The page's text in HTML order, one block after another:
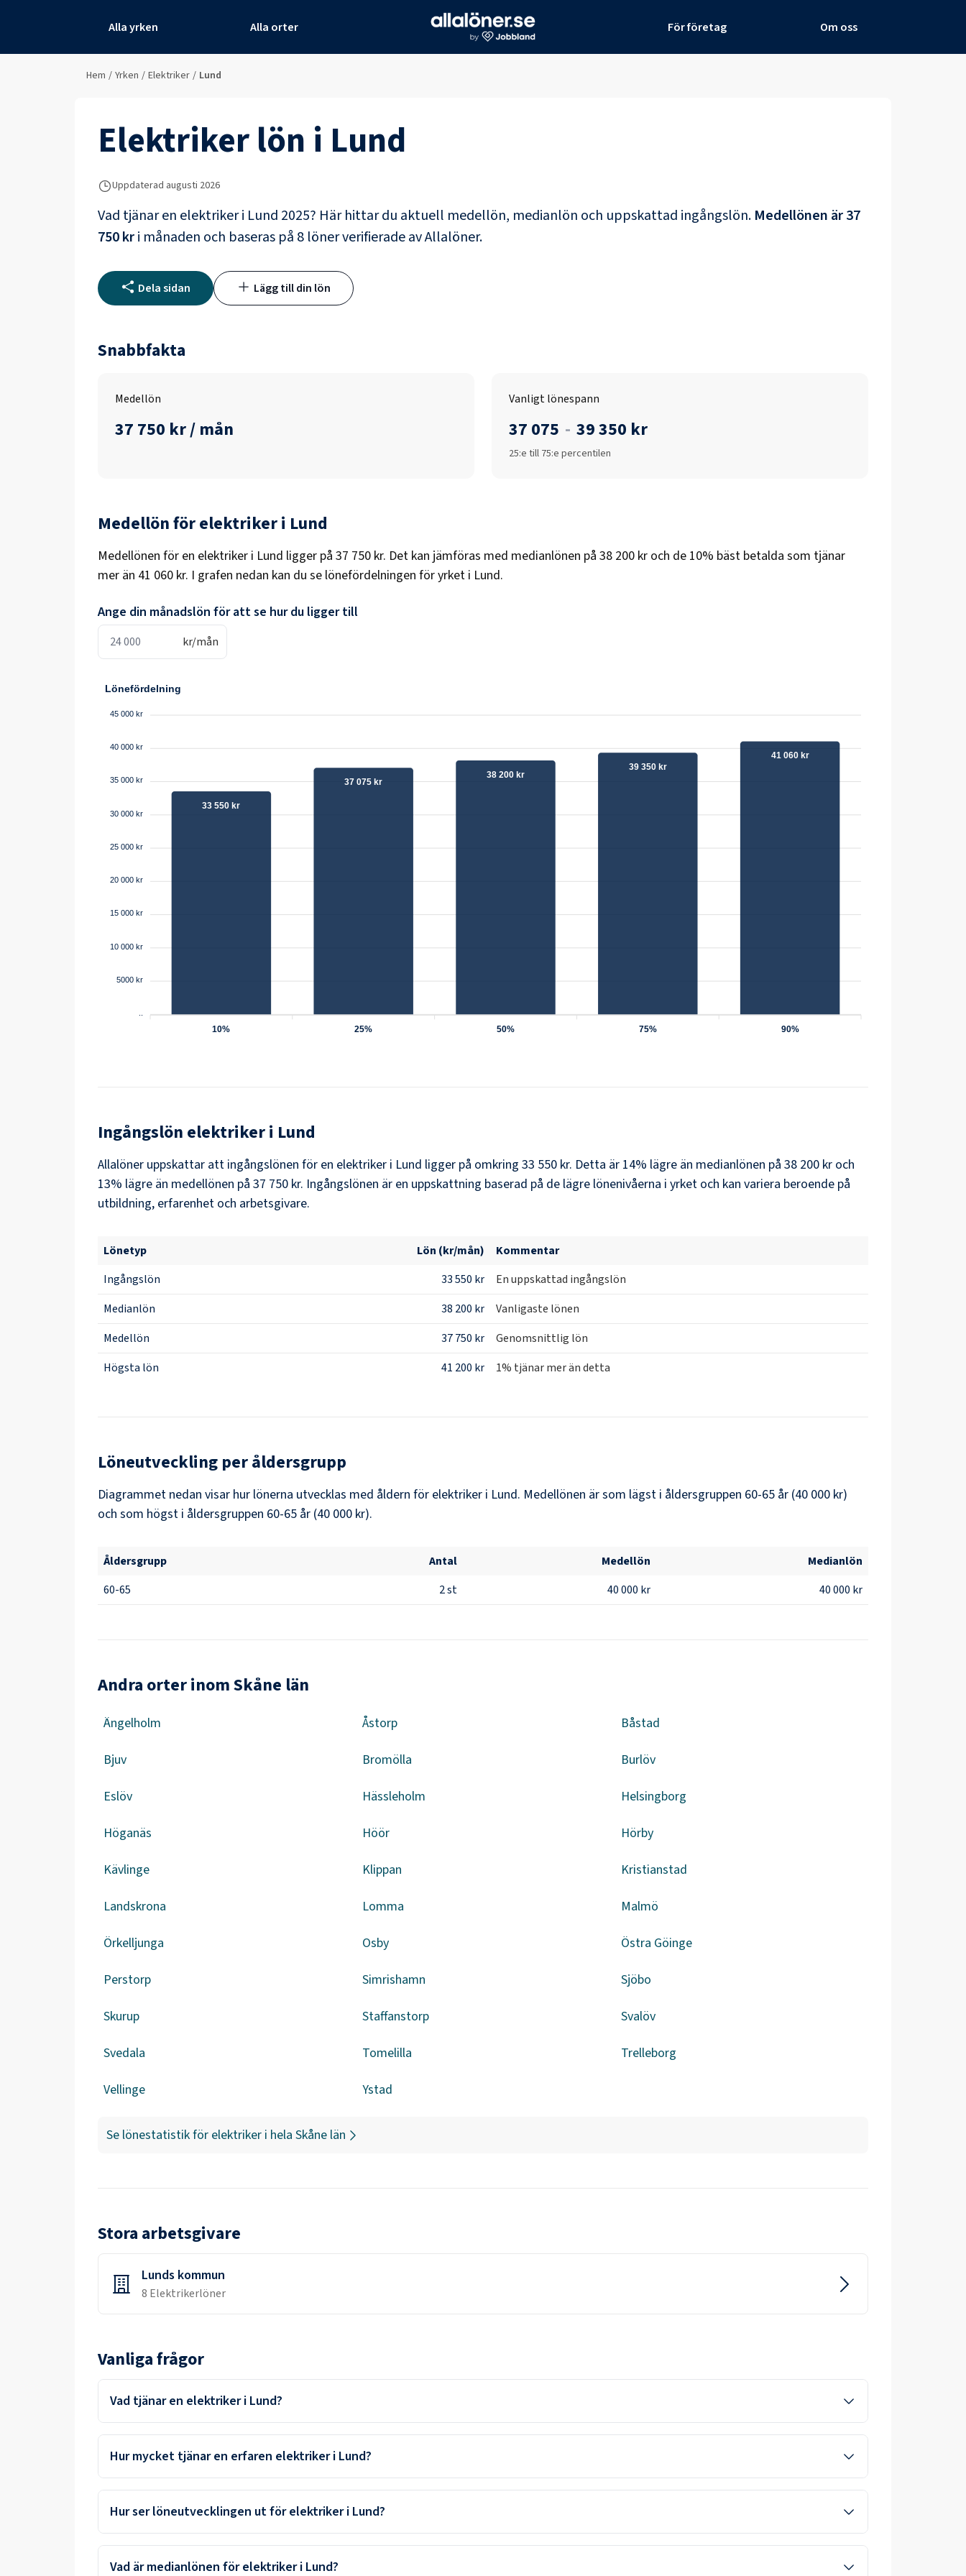
Alla yrken Alla orter För företag Om oss
Hem / Yrken / Elektriker / Lund
Elektrikerlön i Lund
Uppdaterad augusti 2026
Vad tjänar en elektrikeri Lund 2025? Här hittar du aktuell medellön, medianlön och uppskattad ingångslön. Medellönen är37
750 kri månaden och baseras på 8 löner verifierade av Allalöner.
Dela sidan Lägg till din lön
Snabbfakta
Medellön
37 750 kr / mån
Vanligt lönespann
37 075 - 39 350 kr
25:e till 75:e percentilen
Medellön förelektrikeri Lund
Medellönen för en elektriker i Lund ligger på 37 750 kr. Det kan jämföras med medianlönen på 38 200 kr och de 10% bäst betalda som tjänar
mer än 41 060 kr. I grafen nedan kan du se lönefördelningen för yrket i Lund.
Ange din månadslön för att se hur du ligger till
kr/mån
Lönefördelning
45 000 kr
40 000 kr
35 000 kr
30 000 kr
25 000 kr
20 000 kr
15 000 kr
10 000 kr
5000 kr
33 550 kr
37 075 kr
38 200 kr
39 350 kr
41 060 kr
10% 25% 50% 75% 90%
Ingångslön elektrikeri Lund
Allalöner uppskattar att ingångslönen för en elektriker i Lund ligger på omkring 33 550 kr. Detta är 14% lägre än medianlönen på 38 200 kr och
13% lägre än medellönen på 37 750 kr. Ingångslönen är en uppskattning baserad på de lägre lönenivåerna i yrket och kan variera beroende på
utbildning, erfarenhet och arbetsgivare.
Lönetyp Lön (kr/mån)
Kommentar
Ingångslön
33 550 kr
En uppskattad ingångslön
Medianlön
38 200 kr
Vanligaste lönen
Medellön
37 750 kr
Genomsnittlig lön
Högsta lön
41 200 kr 1% tjänar mer än detta
Löneutveckling per åldersgrupp
Diagrammet nedan visar hur lönerna utvecklas med åldern för elektriker i Lund. Medellönen är som lägst i åldersgruppen 60-65 år (40 000 kr)
och som högst i åldersgruppen 60-65 år (40 000 kr).
Åldersgrupp Antal Medellön
Medianlön
60-65
2st 40 000 kr 40 000 kr
Andra orter inom Skåne län
Ängelholm Åstorp Båstad
Bjuv Bromölla Burlöv
Eslöv Hässleholm Helsingborg
Höganäs Höör Hörby
Kävlinge Klippan Kristianstad
Landskrona Lomma Malmö
Örkelljunga Osby Östra Göinge
Perstorp Simrishamn Sjöbo
Skurup Staffanstorp Svalöv
Svedala Tomelilla Trelleborg
Vellinge Ystad
Se lönestatistik för elektriker i hela Skåne län
Stora arbetsgivare
Lunds kommun
8 Elektrikerlöner
Vanliga frågor
Vad tjänar en elektriker i Lund?
Hur mycket tjänar en erfaren elektriker i Lund?
Hur ser löneutvecklingen ut för elektriker i Lund?
Vad är medianlönen för elektriker i Lund?